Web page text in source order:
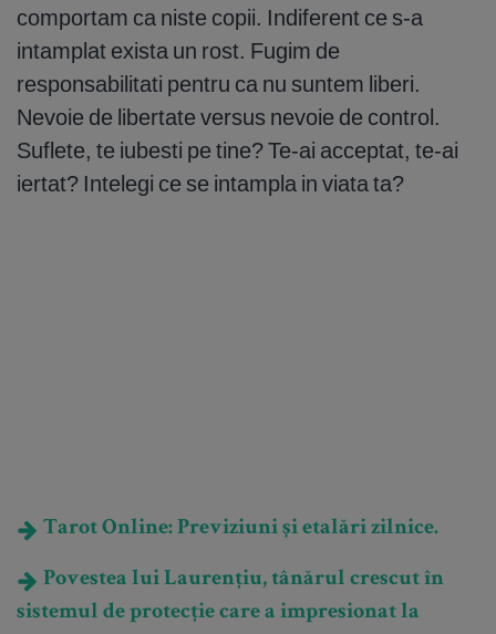
comportam ca niste copii. Indiferent ce s-a
intamplat exista un rost. Fugim de
responsabilitati pentru ca nu suntem liberi.
Nevoie de libertate versus nevoie de control.
Suflete, te iubesti pe tine? Te-ai acceptat, te-ai
iertat? Intelegi ce se intampla in viata ta?
Tarot Online: Previziuni și etalări zilnice.
Povestea lui Laurențiu, tânărul crescut în
sistemul de protecție care a impresionat la